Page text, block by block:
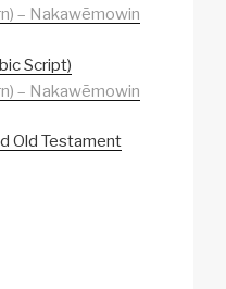
– Nakawēmowin
Script)
– Nakawēmowin
Old Testament